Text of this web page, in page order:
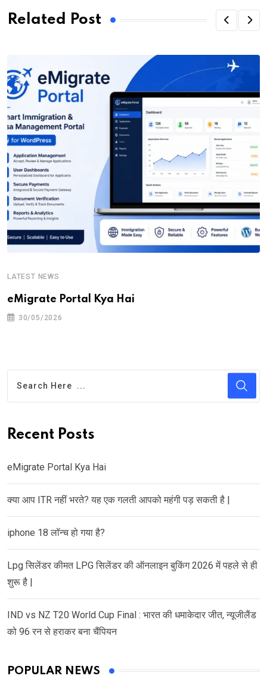
Related Post
LATEST NEWS
eMigrate Portal Kya Hai
30/05/2026
Recent Posts
eMigrate Portal Kya Hai
क्या आप ITR नहीं भरते? यह एक गलती आपको महंगी पड़ सकती है |
iphone 18 लॉन्च हो गया है?
Lpg सिलेंडर कीमत LPG सिलेंडर की ऑनलाइन बुकिंग 2026 में पहले से ही
शुरू है |
IND vs NZ T20 World Cup Final : भारत की धमाकेदार जीत, न्यूजीलैंड
को 96 रन से हराकर बना चैंपियन
POPULAR NEWS